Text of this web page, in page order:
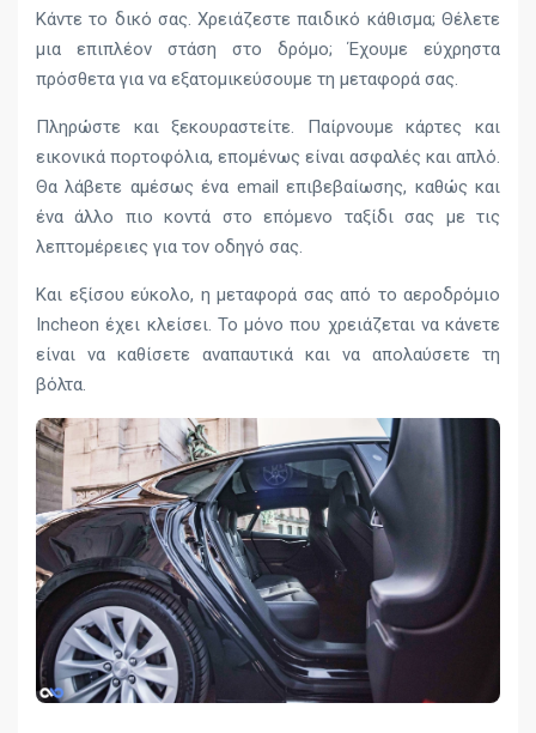
Κάντε το δικό σας. Χρειάζεστε παιδικό κάθισμα; Θέλετε
μια επιπλέον στάση στο δρόμο; Έχουμε εύχρηστα
πρόσθετα για να εξατομικεύσουμε τη μεταφορά σας.
Πληρώστε και ξεκουραστείτε. Παίρνουμε κάρτες και
εικονικά πορτοφόλια, επομένως είναι ασφαλές και απλό.
Θα λάβετε αμέσως ένα email επιβεβαίωσης, καθώς και
ένα άλλο πιο κοντά στο επόμενο ταξίδι σας με τις
λεπτομέρειες για τον οδηγό σας.
Και εξίσου εύκολο, η μεταφορά σας από το αεροδρόμιο
Incheon έχει κλείσει. Το μόνο που χρειάζεται να κάνετε
είναι να καθίσετε αναπαυτικά και να απολαύσετε τη
βόλτα.